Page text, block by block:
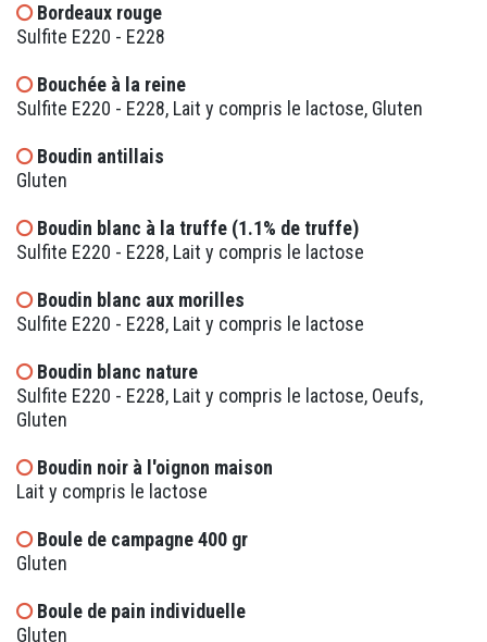
Bordeaux rouge
Sulfite E220 - E228
Bouchée à la reine
Sulfite E220 - E228, Lait y compris le lactose, Gluten
Boudin antillais
Gluten
Boudin blanc à la truffe (1.1% de truffe)
Sulfite E220 - E228, Lait y compris le lactose
Boudin blanc aux morilles
Sulfite E220 - E228, Lait y compris le lactose
Boudin blanc nature
Sulfite E220 - E228, Lait y compris le lactose, Oeufs,
Gluten
Boudin noir à l'oignon maison
Lait y compris le lactose
Boule de campagne 400 gr
Gluten
Boule de pain individuelle
Gluten